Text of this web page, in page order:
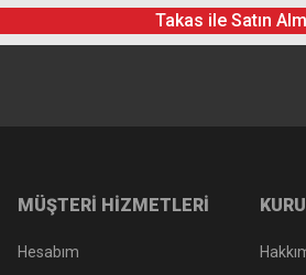
Takas ile Satın
MÜŞTERİ HİZMETLERİ
Hesabım